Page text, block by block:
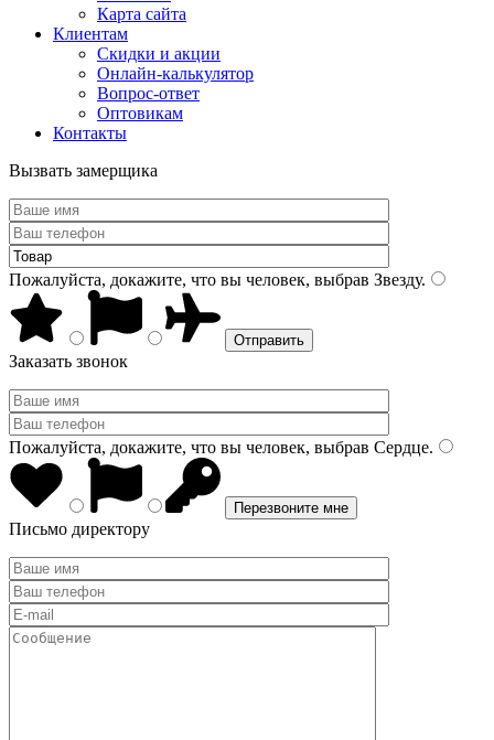
Карта сайта
Клиентам
Скидки и акции
Онлайн-калькулятор
Вопрос-ответ
Оптовикам
Контакты
Вызвать замерщика
Пожалуйста, докажите, что вы человек, выбрав Звезду.
Заказать звонок
Пожалуйста, докажите, что вы человек, выбрав Сердце.
Письмо директору